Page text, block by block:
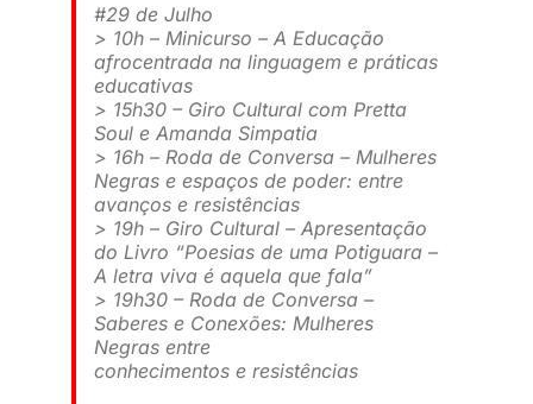
#29 de Julho
> 10h – Minicurso – A Educação
afrocentrada na linguagem e práticas
educativas
> 15h30 – Giro Cultural com Pretta
Soul e Amanda Simpatia
> 16h – Roda de Conversa – Mulheres
Negras e espaços de poder: entre
avanços e resistências
> 19h – Giro Cultural – Apresentação
do Livro “Poesias de uma Potiguara –
A letra viva é aquela que fala”
> 19h30 – Roda de Conversa –
Saberes e Conexões: Mulheres
Negras entre
conhecimentos e resistências